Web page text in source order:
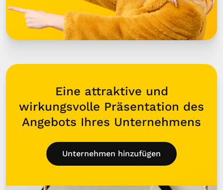
Eine attraktive und
wirkungsvolle Präsentation des
Angebots Ihres Unternehmens
Unternehmen hinzufügen